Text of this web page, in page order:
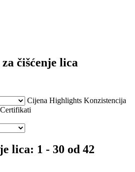
čišćenje lica
Cijena Highlights Konzistencija
Certifikati
lica: 1 - 30 od 42